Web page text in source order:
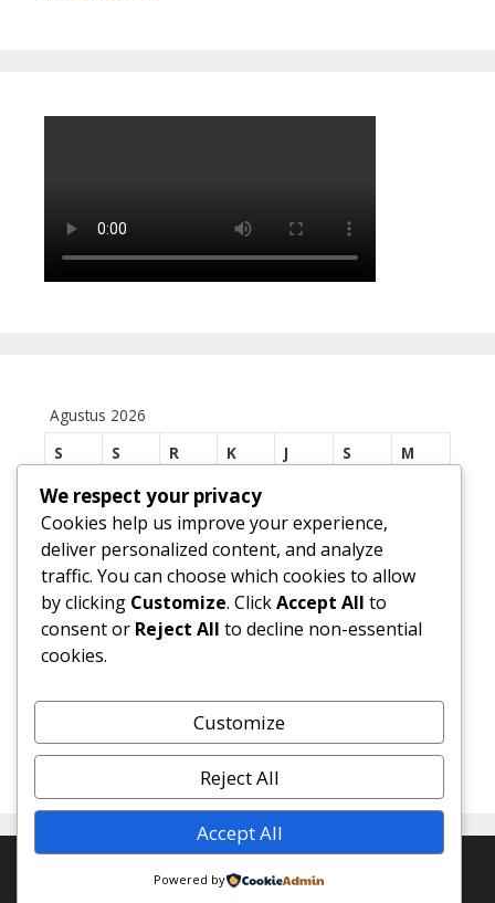
Agustus 2026
S
S R K J S
M
3
4 5 6 8
10
11 12 13 14 15
16
17
18 19 20 21 22
24
31
« Jul
© 2026 SMP Negeri 1 Margasari
• Dibangun dengan
GeneratePress
We respect your privacy
Cookies help us improve your experience,
deliver personalized content, and analyze
traffic. You can choose which cookies to allow
by clicking Customize. ClickAccept All to
consent or Reject All to decline non-essential
cookies.
Customize
Reject All
Accept All
Powered by